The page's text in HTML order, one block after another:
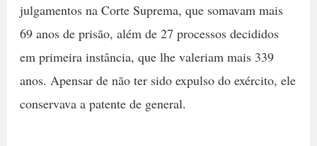
julgamentos na Corte Suprema, que somavam mais
69 anos de prisão, além de 27 processos decididos
em primeira instância, que lhe valeriam mais 339
anos. Apensar de não ter sido expulso do exército, ele
conservava a patente de general.